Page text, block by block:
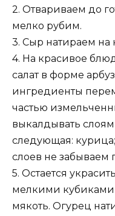
2. Отвариваем до
мелко рубим.
3. Сыр натираем на
4. На красивое
салат в форме
ингредиенты
частью
выкалдывать
следующая:
слоев не забываем
5. Остается
мелкими кубиками
мякоть. Огурец